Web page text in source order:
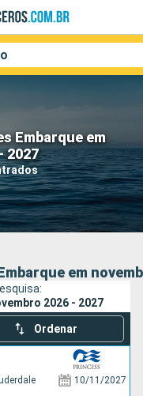
Embarque em
2027
Companhias
em
2026 - 2027
Ordenar
10/11/2027